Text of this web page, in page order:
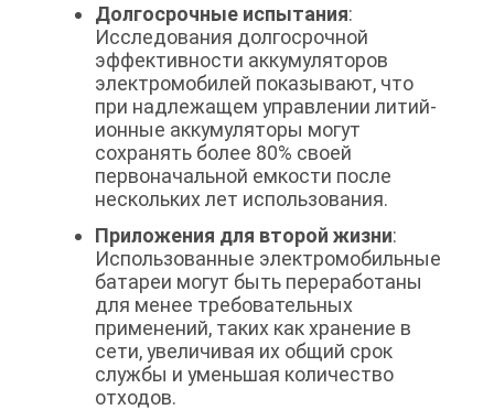
Долгосрочные испытания:
Исследования долгосрочной
эффективности аккумуляторов
электромобилей показывают, что
при надлежащем управлении литий-
ионные аккумуляторы могут
сохранять более 80% своей
первоначальной емкости после
нескольких лет использования.
Приложения для второй жизни:
Использованные электромобильные
батареи могут быть переработаны
для менее требовательных
применений, таких как хранение в
сети, увеличивая их общий срок
службы и уменьшая количество
отходов.